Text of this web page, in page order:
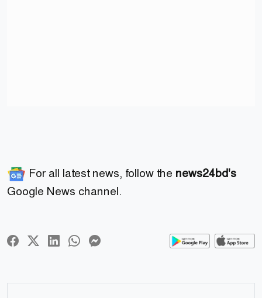
For all latest news, follow the news24bd's
Google News channel.